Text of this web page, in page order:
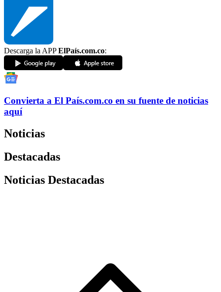
Descarga la APPElPaís.com.co:
Convierta a El País.com.co en su fuente de noticias
aquí
Noticias
Destacadas
Noticias Destacadas